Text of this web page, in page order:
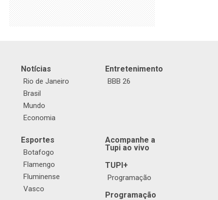
Notícias
Rio de Janeiro
Brasil
Mundo
Economia
Entretenimento
BBB 26
Esportes
Botafogo
Flamengo
Fluminense
Vasco
Acompanhe a
Tupi ao vivo
TUPI+
Programação
Programação